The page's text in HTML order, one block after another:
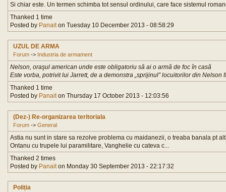
Si chiar este. Un termen schimba tot sensul ordinului, care face sistemul
Thanked 1 time
Posted by Panaiton Tuesday 10 December 2013 - 08:58:29
UZUL DE ARMA
Forum -> Industria de armament
Nelson, oraşul american unde este obligatoriu să ai o armă de foc în casă
Este vorba, potrivit lui Jarrett, de a demonstra „sprijinul” locuitorilor din
Thanked 1 time
Posted by Panaiton Thursday 17 October 2013 - 12:03:56
(Dez-) Re-organizarea teritoriala
Forum -> General
Astia nu sunt in stare sa rezolve problema cu maidanezii, o treaba banala pt
Ontanu cu trupele lui paramilitare, Vanghelie cu cateva c...
Thanked 2 times
Posted by Panaiton Monday 30 September 2013 - 22:17:32
Poliția